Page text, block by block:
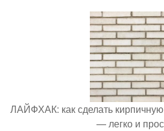
ЛАЙФХАК: как сделать
— легко и